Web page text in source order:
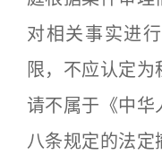
对相关事实进
限，不应认定
请不属于《中华
八条规定的法定